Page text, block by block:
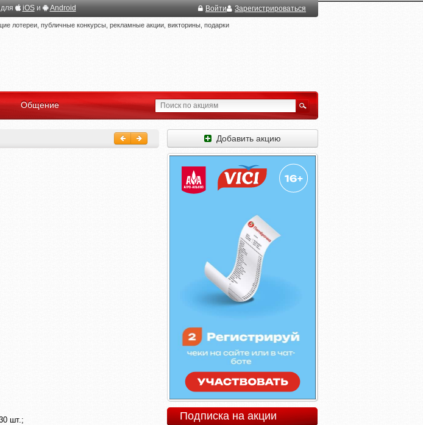
iOSи Android Войти Зарегистрироваться
лотереи, публичные конкурсы, рекламные акции, викторины, подарки
Общение
шт.;
Добавить акцию
Подписка на акции